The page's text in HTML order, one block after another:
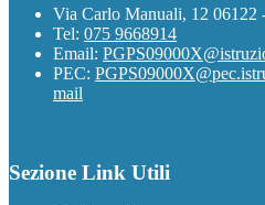
Via Carlo Manuali, 12 06122
Tel: 075 9668914
Email:
PEC:
mail
Sezione Link Utili